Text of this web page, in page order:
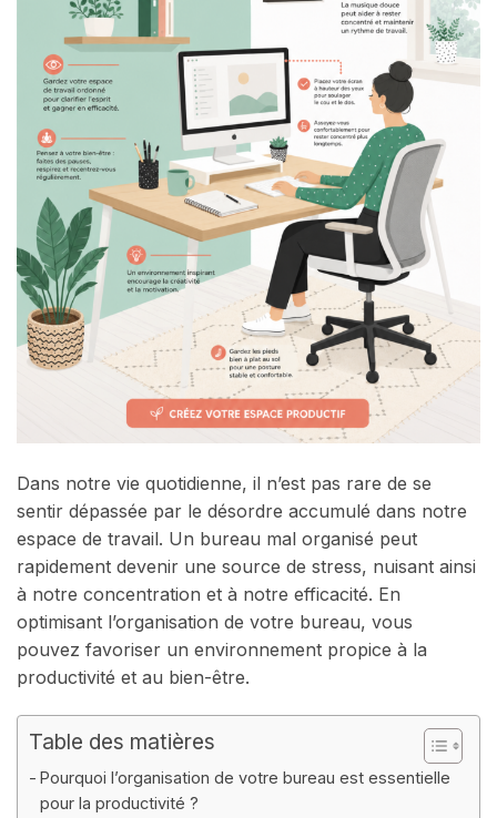
Dans notre vie quotidienne, il n’est pas rare de se
sentir dépassée par le désordre accumulé dans notre
espace de travail. Un bureau mal organisé peut
rapidement devenir une source de stress, nuisant ainsi
à notre concentration et à notre efficacité. En
optimisant l’organisation de votre bureau, vous
pouvez favoriser un environnement propice à la
productivité et au bien-être.
Table des matières
Pourquoi l’organisation de votre bureau est essentielle
pour la productivité ?